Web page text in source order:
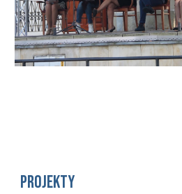
projekty